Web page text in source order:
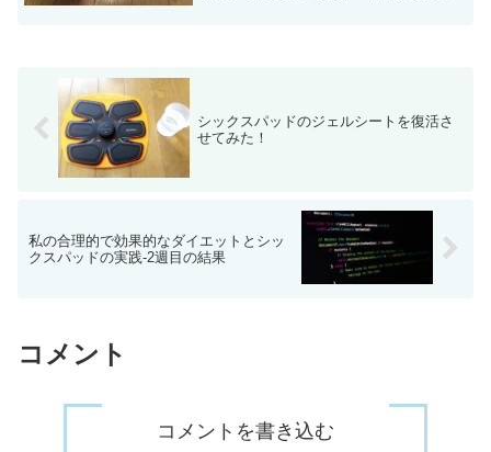
シックスパッドのジェルシートを復活さ
せてみた！
私の合理的で効果的なダイエットとシッ
クスパッドの実践-2週目の結果
コメント
コメントを書き込む